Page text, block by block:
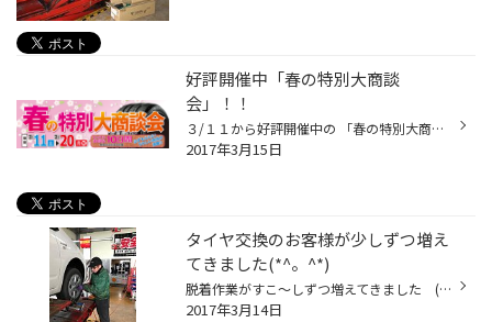
好評開催中「春の特別大商談
会」！！
３/１１から好評開催中の 「春の特別大商談会」！ 日々多くの皆様にお立ち寄りいただき 本当にありがとうございます！！(*^_^*) イベントも今日でちょうど半分が過ぎました・・ しか～しまだ残すところ５日間あります！！！！ タイヤ館酒田は毎日元気いっぱい営業しておりますので ぜひお気軽にお立...
2017年3月15日
タイヤ交換のお客様が少しずつ増え
てきました(*^。^*)
脱着作業がすこ～しずつ増えてきました (*^。^*) タイヤ館ではタイヤ交換に おススメの作業があるんですよ!! タイヤを車軸のど真ん中に取り付けて振動を軽減！ 快適なドライブをしっかりサポートする「センターフィット」です！！！ ブリヂストンの特許技術です。 本日も脱着の作業で、Ｓ様のプリ...
2017年3月14日